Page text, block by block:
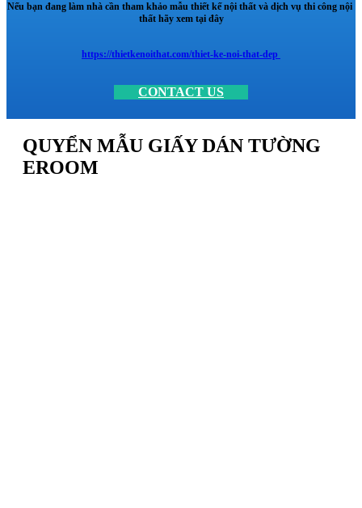
Nếu bạn đang làm nhà cần tham khảo mẫu thiết kế nội thất và dịch vụ thi công nội
thất hãy xem tại đây
https://thietkenoithat.com/thiet-ke-noi-that-dep
CONTACT US
QUYỂN MẪU GIẤY DÁN TƯỜNG
EROOM